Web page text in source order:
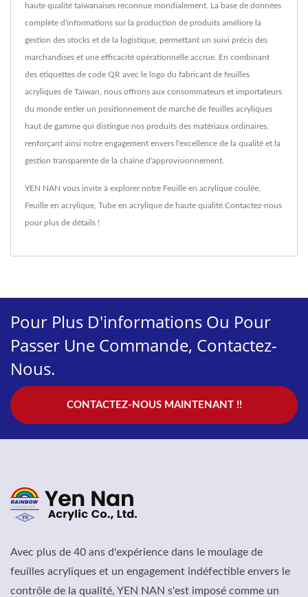
haute qualité taïwanaises reconnue mondialement. La base de données
complète d'informations sur la production de produits améliore la
gestion des stocks et de la logistique, permettant un suivi précis des
marchandises et une efficacité opérationnelle accrue. En combinant
des étiquettes de code QR avec le logo du fabricant de feuilles
acryliques de Taïwan, nous offrons aux consommateurs et importateurs
du monde entier un positionnement de marché de feuilles acryliques
haut de gamme qui distingue nos produits des matériaux ordinaires,
renforçant ainsi notre engagement envers l'excellence de la qualité et la
gestion transparente de la chaîne d'approvisionnement.
YEN NAN vous invite à explorer notre Feuille en acrylique coulée
Feuille en acrylique Tube en acrylique de haute qualité. Contactez-nous
pour plus de détails !
Pour Plus D'informations Ou Pour
Passer Une Commande, Contactez-
Nous.
CONTACTEZ-NOUS MAINTENANT !!
Avec plus de 40 ans d'expérience dans le moulage de
feuilles acryliques et un engagement indéfectible envers le
contrôle de la qualité, YEN NAN s'est imposé comme un